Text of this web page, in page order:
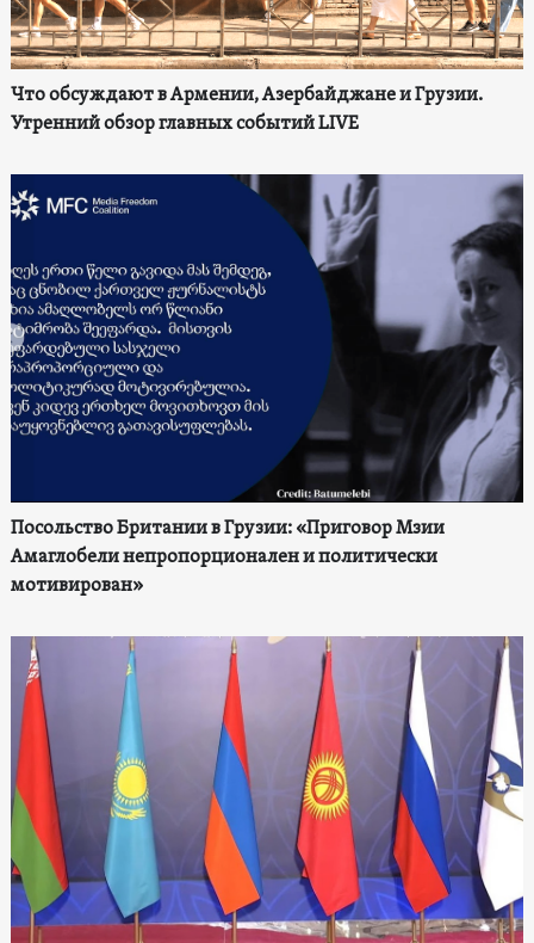
Что обсуждают в Армении, Азербайджане и Грузии.
Утренний обзор главных событий LIVE
Посольство Британии в Грузии: «Приговор Мзии
Амаглобели непропорционален и политически
мотивирован»